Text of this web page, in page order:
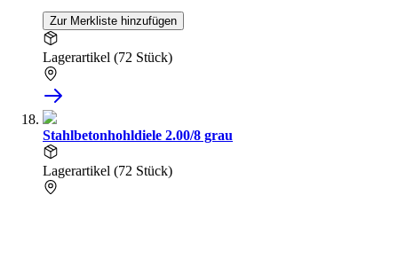
Zur Merkliste hinzufügen
Lagerartikel (72 Stück)
Stahlbetonhohldiele 2.00/8 grau
Lagerartikel (72 Stück)